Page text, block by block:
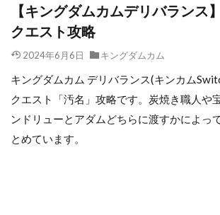
【キングダムカムデリバランス
クエスト攻略
2024年6月6日 キングダムカム
キングダムカム デリバランス(キンカム
クエスト「汚名」攻略です。炭焼き職人や
ンドリューとアダムどちらに渡すかによっ
とめています。